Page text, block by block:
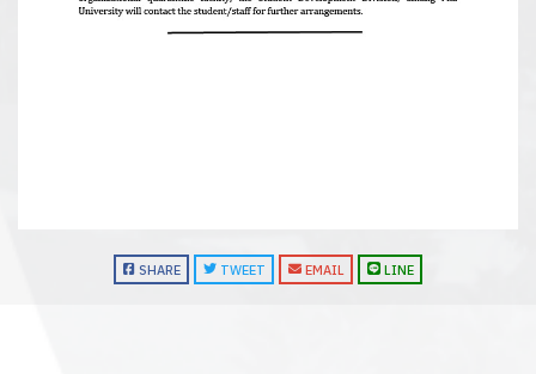
SHARE TWEET EMAIL LINE